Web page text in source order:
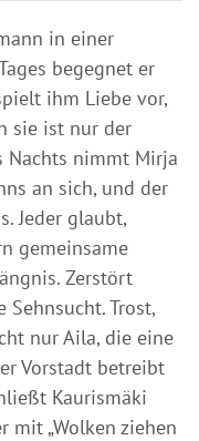
in einer
begegnet er
ihm Liebe vor,
sie ist nur der
Nachts nimmt Mirja
an sich, und der
Jeder glaubt,
gemeinsame
Zerstört
Trost,
nur Aila, die eine
Vorstadt betreibt
Kaurismäki
mit „Wolken ziehen